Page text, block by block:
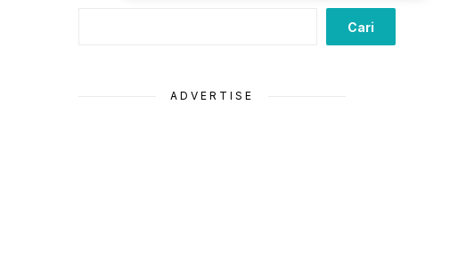
Cari
ADVERTISE